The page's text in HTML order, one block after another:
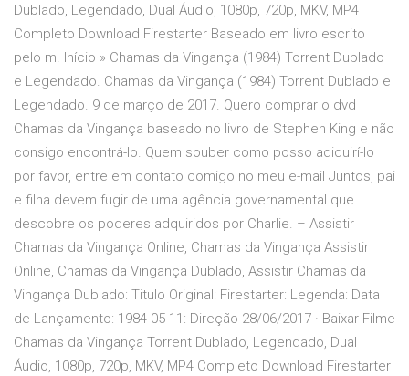
Dublado, Legendado, Dual Áudio, 1080p, 720p, MKV, MP4
Completo Download Firestarter Baseado em livro escrito
pelo m. Início » Chamas da Vingança (1984) Torrent Dublado
e Legendado. Chamas da Vingança (1984) Torrent Dublado e
Legendado. 9 de março de 2017. Quero comprar o dvd
Chamas da Vingança baseado no livro de Stephen King e não
consigo encontrá-lo. Quem souber como posso adiquirí-lo
por favor, entre em contato comigo no meu e-mail Juntos, pai
e filha devem fugir de uma agência governamental que
descobre os poderes adquiridos por Charlie. – Assistir
Chamas da Vingança Online, Chamas da Vingança Assistir
Online, Chamas da Vingança Dublado, Assistir Chamas da
Vingança Dublado: Titulo Original: Firestarter: Legenda: Data
de Lançamento: 1984-05-11: Direção 28/06/2017 · Baixar Filme
Chamas da Vingança Torrent Dublado, Legendado, Dual
Áudio, 1080p, 720p, MKV, MP4 Completo Download Firestarter